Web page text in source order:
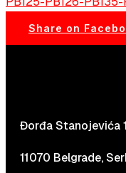
Share on
Đorđa Stanojevića
11070 Belgrade,